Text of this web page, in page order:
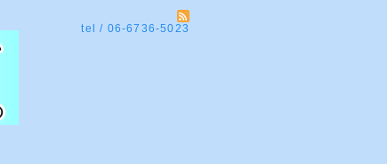
tel / 06-6736-5023